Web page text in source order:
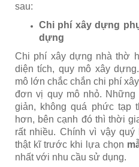
sau:
Chi phí xây dựng
dựng
Chi phí xây dựng nhà thờ
diện tích, quy mô xây
mô lớn chắc chắn chi phí
đơn vị quy mô nhỏ.
giản, không quá phức tạp
hơn, bên cạnh đó thì thời
rất nhiều. Chính vì vậy
thật kĩ trước khi lựa chọn
nhất với nhu cầu sử dụng.